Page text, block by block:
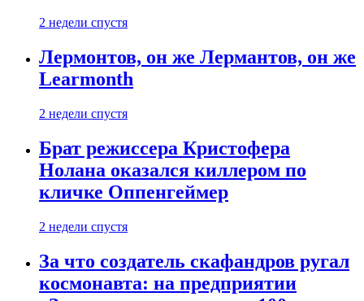
2 недели спустя
Лермонтов, он же Лермантов, он же
Learmonth
2 недели спустя
Брат режиссера Кристофера
Нолана оказался киллером по
кличке Оппенгеймер
2 недели спустя
За что создатель скафандров ругал
космонавта: на предприятии